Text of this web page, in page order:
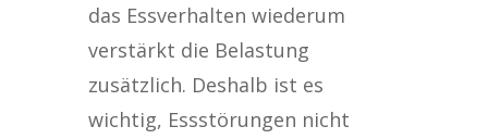
das Essverhalten wiederum
verstärkt die Belastung
zusätzlich. Deshalb ist es
wichtig, Essstörungen nicht